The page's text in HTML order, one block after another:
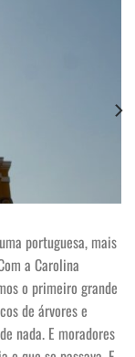
portuguesa, mais
a Carolina
o primeiro grande
de árvores e
nada. E moradores